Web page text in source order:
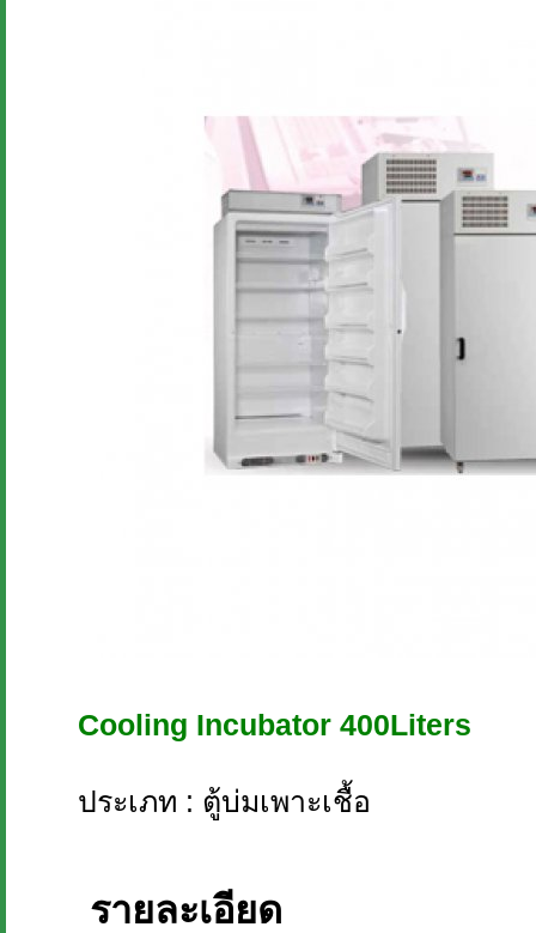
Cooling Incubator 400Liters
ประเภท : ตู้บ่มเพาะเชื้อ
รายละเอียด